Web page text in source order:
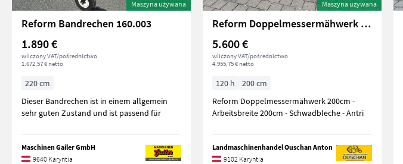
Maszyna używana
Reform Bandrechen 160.003
1.890 €
wliczony VAT/pośrednictwo
1.672,57 € netto
220 cm
Dieser Bandrechen ist in einem allgemein
sehr guten Zustand und ist passend für
Maschinen Gailer GmbH
9640 Karyntia
Maszyna używana
Reform Doppelmessermähwerk 200cm
5.600 €
wliczony VAT/pośrednictwo
4.955,75 € netto
120 h
200 cm
Reform Doppelmessermähwerk 200cm -
Arbeitsbreite 200cm - Schwadbleche - Antri
Landmaschinenhandel Ouschan Anton
9102 Karyntia